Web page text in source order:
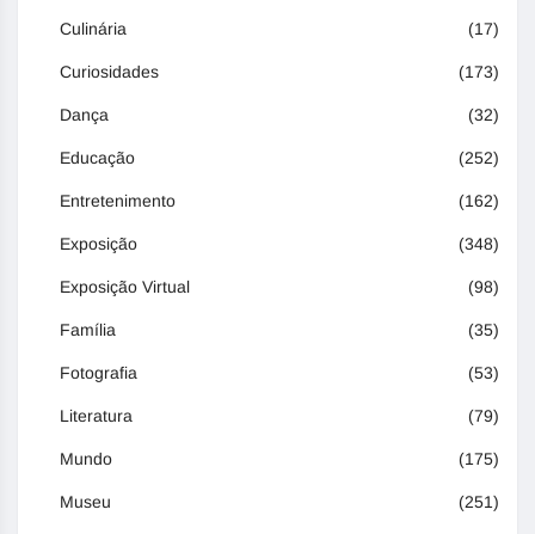
Culinária (17)
Curiosidades (173)
Dança (32)
Educação (252)
Entretenimento (162)
Exposição (348)
Exposição Virtual (98)
Família (35)
Fotografia (53)
Literatura (79)
Mundo (175)
Museu (251)